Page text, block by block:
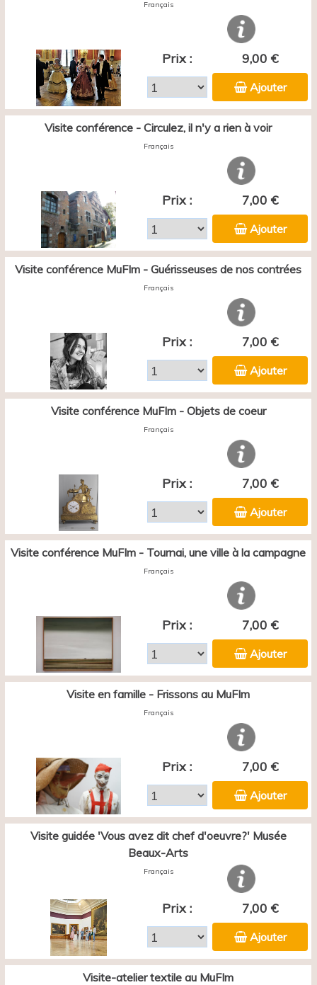
Français
Prix : 9,00 €
Ajouter
Visite conférence - Circulez, il n'y a rien à voir
Français
Prix : 7,00 €
Ajouter
Visite conférence MuFIm - Guérisseuses de nos contrées
Français
Prix : 7,00 €
Ajouter
Visite conférence MuFIm - Objets de coeur
Français
Prix : 7,00 €
Ajouter
Visite conférence MuFIm - Tournai, une ville à la campagne
Français
Prix : 7,00 €
Ajouter
Visite en famille - Frissons au MuFIm
Français
Prix : 7,00 €
Ajouter
Visite guidée 'Vous avez dit chef d'oeuvre?' Musée
Beaux-Arts
Français
Prix : 7,00 €
Ajouter
Visite-atelier textile au MuFIm